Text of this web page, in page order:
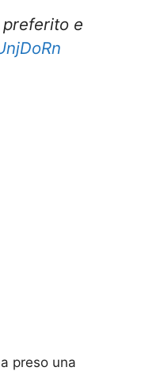
e
preso una